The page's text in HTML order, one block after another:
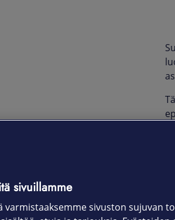
sivuillamme
varmistaaksemme sivuston sujuvan